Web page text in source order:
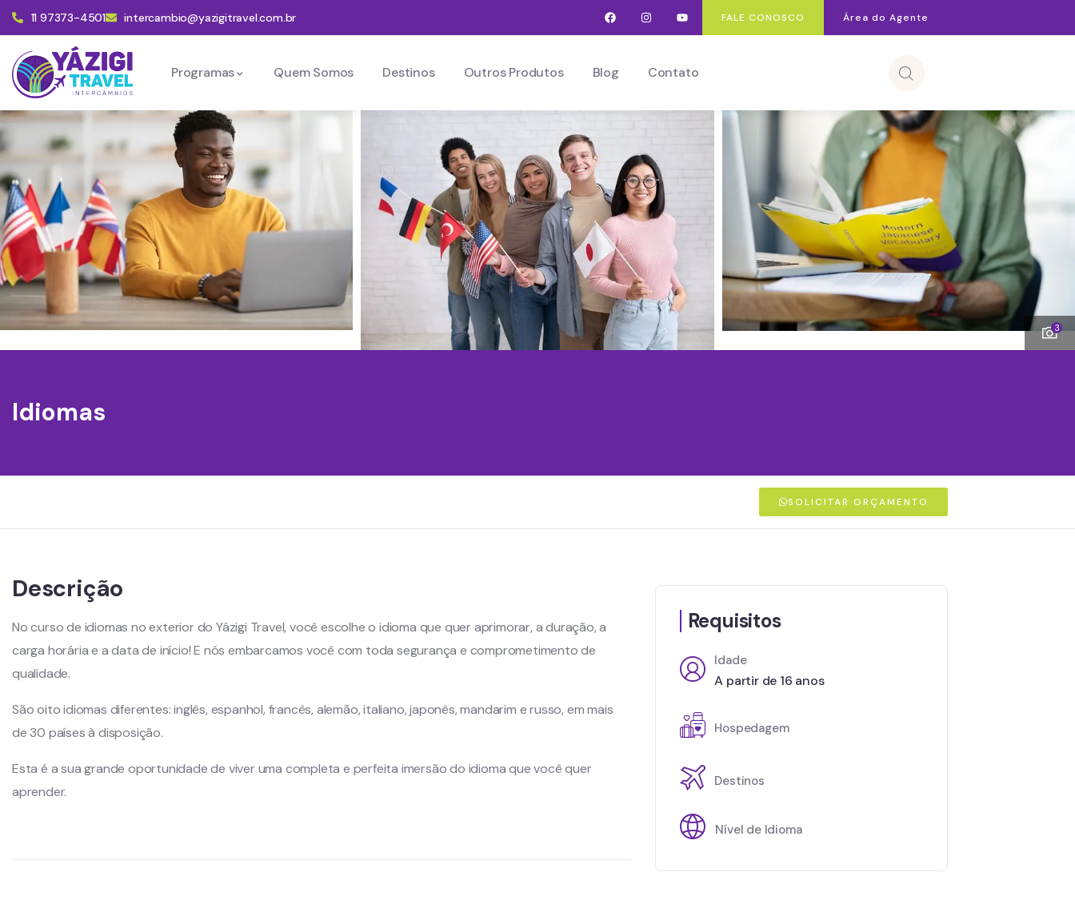
11 97373-4501 intercambio@yazigitravel.com.br FALE CONOSCO Área do Agente
Programas Quem Somos Destinos Outros Produtos Blog Contato
3
Idiomas
SOLICITAR ORÇAMENTO
Descrição
No curso de idiomas no exterior do Yázigi Travel, você escolhe o idioma que quer aprimorar, a duração, a
carga horária e a data de início! E nós embarcamos você com toda segurança e comprometimento de
qualidade.
São oito idiomas diferentes: inglês, espanhol, francês, alemão, italiano, japonês, mandarim e russo, em mais
de 30 países à disposição.
Esta é a sua grande oportunidade de viver uma completa e perfeita imersão do idioma que você quer
aprender.
Requisitos
Idade
A partir de 16 anos
Hospedagem
Destinos
Nível de Idioma